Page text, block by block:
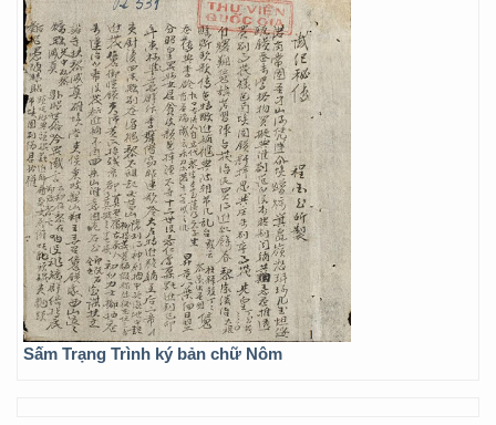
Sấm Trạng Trình ký bản chữ Nôm